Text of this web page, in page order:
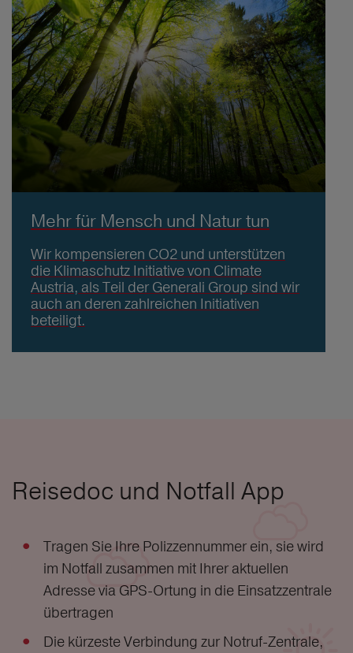
Mehr für Mensch und Natur tun
Wir kompensieren CO2 und unterstützen
die Klimaschutz Initiative von Climate
Austria, als Teil der Generali Group sind wir
auch an deren zahlreichen Initiativen
beteiligt.
Reisedoc und Notfall App
Tragen Sie Ihre Polizzennummer ein, sie wird
im Notfall zusammen mit Ihrer aktuellen
Adresse via GPS-Ortung in die Einsatzzentrale
übertragen
Die kürzeste Verbindung zur Notruf-Zentrale,